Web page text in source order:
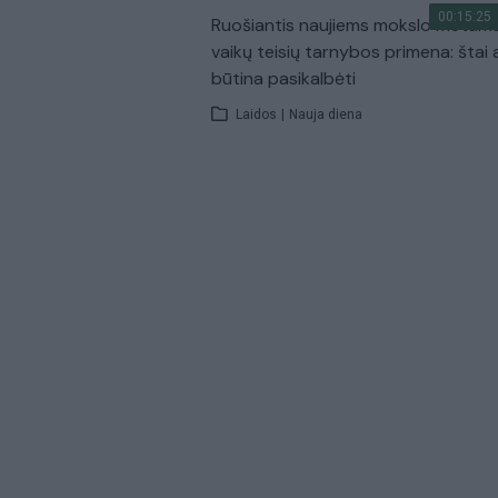
00:15:25
Ruošiantis naujiems mokslo
vaikų teisių tarnybos primena: štai
būtina pasikalbėti
Laidos | Nauja diena